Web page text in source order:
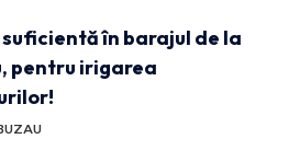
în barajul de la
pentru irigarea